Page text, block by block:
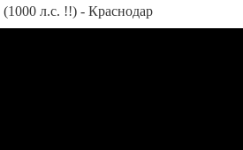
(1000 л.с. !!) - Краснодар